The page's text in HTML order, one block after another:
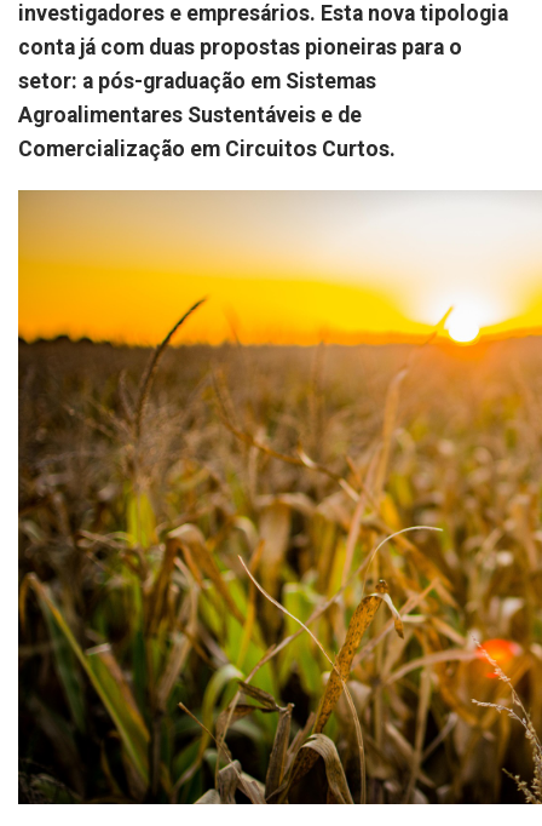
investigadores e empresários. Esta nova tipologia
conta já com duas propostas pioneiras para o
setor: a pós-graduação em Sistemas
Agroalimentares Sustentáveis e de
Comercialização em Circuitos Curtos.